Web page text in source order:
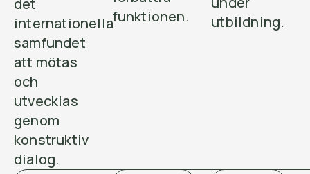
internationella
samfundet
att mötas
och
utvecklas
genom
konstruktiv
dialog.
funktionen.
utbildning.